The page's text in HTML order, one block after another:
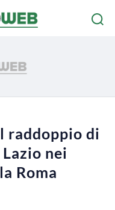
raddoppio di
nei
Roma